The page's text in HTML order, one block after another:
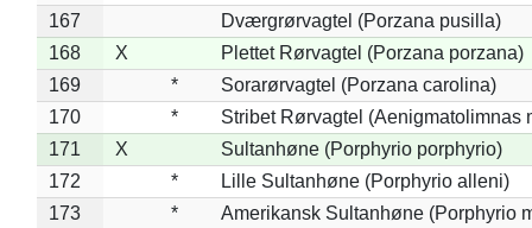
167
Dværgrørvagtel (Porzana pusilla)
168
X
Plettet Rørvagtel (Porzana porzana)
169
*
Sorarørvagtel (Porzana carolina)
170
*
Stribet Rørvagtel (Aenigmatolimnas
171
X
Sultanhøne (Porphyrio porphyrio)
172
*
Lille Sultanhøne (Porphyrio alleni)
173
*
Amerikansk Sultanhøne (Porphyrio